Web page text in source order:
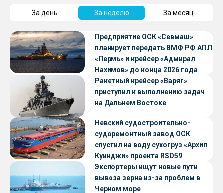
За день За неделю За месяц
Предприятие ОСК «Севмаш»
планирует передать ВМФ РФ АПЛ
«Пермь» и крейсер «Адмирал
Нахимов» до конца 2026 года
Ракетный крейсер «Варяг»
приступил к выполнению задач
на Дальнем Востоке
Невский судостроительно-
судоремонтный завод ОСК
спустил на воду сухогруз «Архип
Куинджи» проекта RSD59
Экспортеры ищут новые пути
вывоза зерна из-за проблем в
Черном море